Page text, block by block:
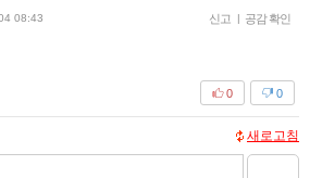
08:43 신고 공감 확인
0
0
새로고침